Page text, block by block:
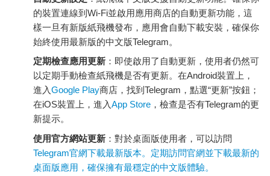
的裝置連線到Wi-Fi並啟用應用商店的自動更新功能，這
樣一旦有新版紙飛機發布，應用會自動下載安裝，確保你
始終使用最新版的中文版Telegram。
定期檢查應用更新 ：即使啟用了自動更新，使用者仍然可
以定期手動檢查紙飛機是否有更新。在Android裝置上，
進入Google Play商店，找到Telegram，點選“更新”按鈕；
在iOS裝置上，進入App Store ，檢查是否有Telegram的更
新提示。
使用官方網站更新 ：對於桌面版使用者，可以訪問
Telegram官網下載最新版本。定期訪問官網並下載最新的
桌面版應用，確保擁有最穩定的中文版體驗。